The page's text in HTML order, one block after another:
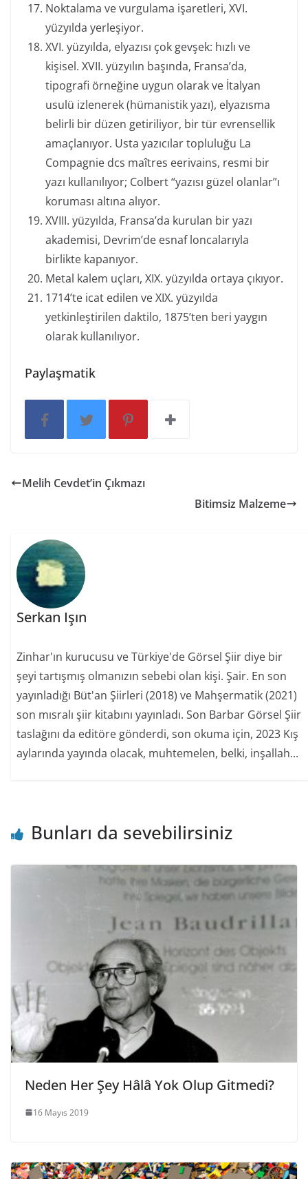
Noktalama ve vurgulama işaretleri, XVI.
yüzyılda yerleşiyor.
XVI. yüzyılda, elyazısı çok gevşek: hızlı ve
kişisel. XVII. yüzyılın başında, Fransa’da,
tipografi örneğine uygun olarak ve İtalyan
usulü izlenerek (hümanistik yazı), elyazısma
belirli bir düzen getiriliyor, bir tür evrensellik
amaçlanıyor. Usta yazıcılar topluluğu La
Compagnie dcs maîtres eerivains, resmi bir
yazı kullanılıyor; Colbert “yazısı güzel olanlar”ı
koruması altına alıyor.
XVIII. yüzyılda, Fransa’da kurulan bir yazı
akademisi, Devrim’de esnaf loncalarıyla
birlikte kapanıyor.
Metal kalem uçları, XIX. yüzyılda ortaya çıkıyor.
1714’te icat edilen ve XIX. yüzyılda
yetkinleştirilen daktilo, 1875’ten beri yaygın
olarak kullanılıyor.
Paylaşmatik
Melih Cevdet’in Çıkmazı
Bitimsiz Malzeme
Serkan Işın
Zinhar'ın kurucusu ve Türkiye'de Görsel Şiir diye bir
şeyi tartışmış olmanızın sebebi olan kişi. Şair. En son
yayınladığı Büt'an Şiirleri (2018) ve Mahşermatik (2021)
son mısralı şiir kitabını yayınladı. Son Barbar Görsel Şiir
taslağını da editöre gönderdi, son okuma için, 2023 Kış
aylarında yayında olacak, muhtemelen, belki, inşallah...
Bunları da sevebilirsiniz
Neden Her Şey Hâlâ Yok Olup Gitmedi?
16 Mayıs 2019